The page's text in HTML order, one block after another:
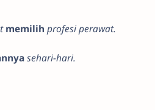
memilih profesi perawat.
sehari-hari.